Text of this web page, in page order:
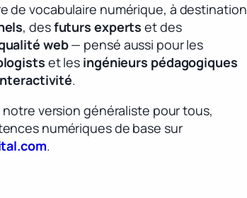
de vocabulaire numérique, à destination
, desfuturs experts et des
web— pensé aussi pour les
et les ingénieurs pédagogiques
.
version généraliste pour tous,
numériques de base sur
.